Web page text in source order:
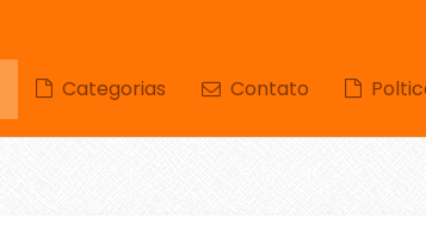
Categorias Contato